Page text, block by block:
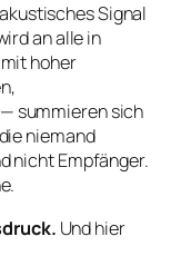
Signal
an alle in
hoher
summieren sich
niemand
nicht Empfänger.
Und hier